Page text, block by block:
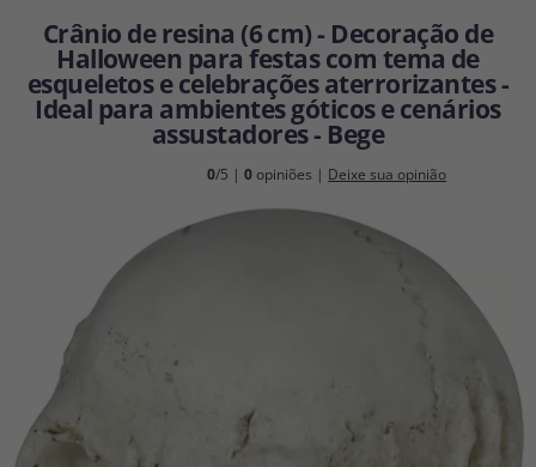
Ao criar uma conta emdisfracestuyyo.pt , você poderá fazer suas
compras rapidamente em nossa loja virtual, verificar o status de seus
pedidos e consultar suas operações anteriores.
Vá em frente! Estávamos esperando por você.
CRIAR CONTA
Crânio de resina (6 cm) - Decoração de
Halloween para festas com tema de
esqueletos e celebrações aterrorizantes -
Ideal para ambientes góticos e cenários
assustadores - Bege
0/5 |0 opiniões | Deixe sua opinião